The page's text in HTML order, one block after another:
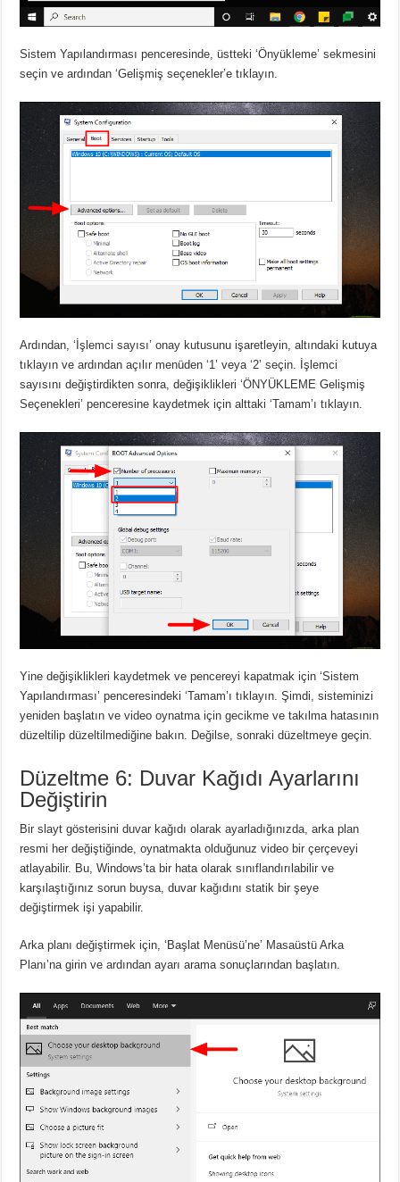
Sistem Yapılandırması penceresinde, üstteki ‘Önyükleme’ sekmesini
seçin ve ardından ‘Gelişmiş seçenekler’e tıklayın.
Ardından, ‘İşlemci sayısı’ onay kutusunu işaretleyin, altındaki kutuya
tıklayın ve ardından açılır menüden ‘1’ veya ‘2’ seçin. İşlemci
sayısını değiştirdikten sonra, değişiklikleri ‘ÖNYÜKLEME Gelişmiş
Seçenekleri’ penceresine kaydetmek için alttaki ‘Tamam’ı tıklayın.
Yine değişiklikleri kaydetmek ve pencereyi kapatmak için ‘Sistem
Yapılandırması’ penceresindeki ‘Tamam’ı tıklayın. Şimdi, sisteminizi
yeniden başlatın ve video oynatma için gecikme ve takılma hatasının
düzeltilip düzeltilmediğine bakın. Değilse, sonraki düzeltmeye geçin.
Düzeltme 6: Duvar Kağıdı Ayarlarını
Değiştirin
Bir slayt gösterisini duvar kağıdı olarak ayarladığınızda, arka plan
resmi her değiştiğinde, oynatmakta olduğunuz video bir çerçeveyi
atlayabilir. Bu, Windows’ta bir hata olarak sınıflandırılabilir ve
karşılaştığınız sorun buysa, duvar kağıdını statik bir şeye
değiştirmek işi yapabilir.
Arka planı değiştirmek için, ‘Başlat Menüsü’ne’ Masaüstü Arka
Planı’na girin ve ardından ayarı arama sonuçlarından başlatın.